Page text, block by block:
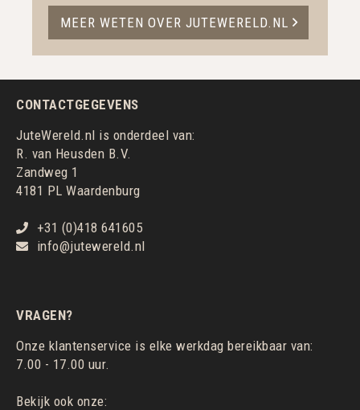
MEER WETEN OVER JUTEWERELD.NL
CONTACTGEGEVENS
JuteWereld.nl is onderdeel van:
R. van Heusden B.V.
Zandweg 1
4181 PL Waardenburg
+31 (0)418 641605
info@jutewereld.nl
VRAGEN?
Onze klantenservice is elke werkdag bereikbaar van:
7.00 - 17.00 uur.
Bekijk ook onze: